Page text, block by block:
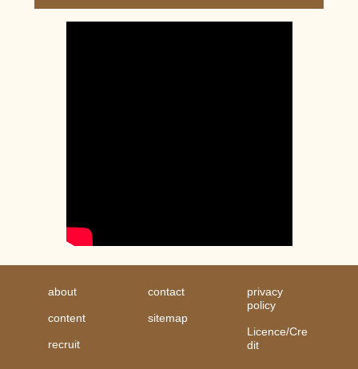
about
content
recruit
contact
sitemap
privacy
policy
Licence/Cre
dit